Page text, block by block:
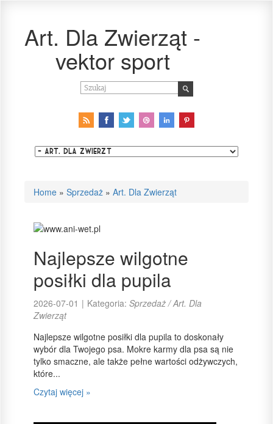
Art. Dla Zwierząt -
vektor sport
Home » Sprzedaż » Art. Dla Zwierząt
Najlepsze wilgotne
posiłki dla pupila
2026-07-01 | Kategoria: Sprzedaż / Art. Dla
Zwierząt
Najlepsze wilgotne posiłki dla pupila to doskonały
wybór dla Twojego psa. Mokre karmy dla psa są nie
tylko smaczne, ale także pełne wartości odżywczych,
które...
Czytaj więcej »